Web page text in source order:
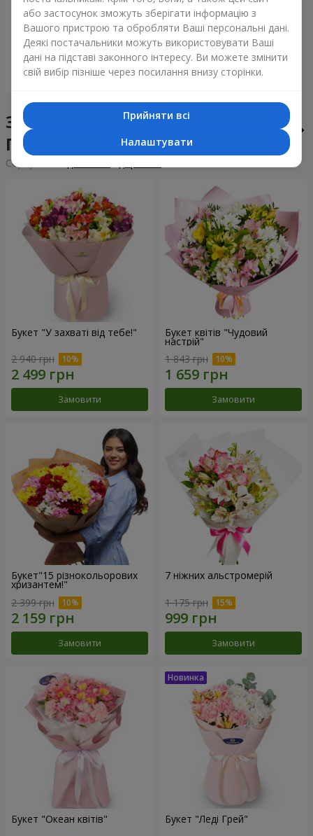
Букет "Tarnis"
6 860 грн
Замовити
Збірні букети у місті
Подільське
Сортування:
Букет "У захваті від тебе!"
2 940 грн
Замовити
Букет квітів "Чудовий
настрій"
1 843 грн
Замовити
Букет"15 різнокольорових
хризантем!"
2 399 грн
Замовити
7 ніжних альстромерій
1 175 грн
Замовити
Букет "Океан квітів" Букет "Леді Грей"
або застосунок зможуть зберігати інформацію з
Вашого пристрою та обробляти Ваші персональні дані.
Деякі постачальники можуть використовувати Ваші
дані на підставі законного інтересу. Ви можете змінити
свій вибір пізніше через посилання внизу сторінки.
Прийняти всі
Налаштувати